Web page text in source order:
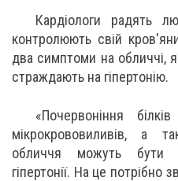
Кардіологи радять
контролюють свій
два симптоми на обличчі,
страждають на гіпертонію.
«Почервоніння
мікрокрововиливів, а
обличчя можуть бути
гіпертонії. На це потрібно